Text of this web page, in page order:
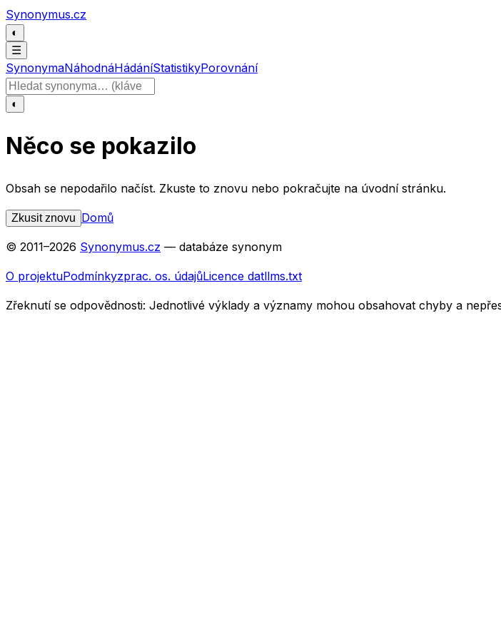
Přeskočit na obsah
Synonymus.cz
◐
☰
SynonymaNáhodnáHádáníStatistikyPorovnání
Hledat slovo
◐
Něco se pokazilo
Obsah se nepodařilo načíst. Zkuste to znovu nebo pokračujte na úvodní stránku.
Zkusit znovu Domů
© 2011–2026 Synonymus.cz — databáze synonym
O projektuPodmínkyzprac. os. údajůLicence datllms.txt
Zřeknutí se odpovědnosti: Jednotlivé výklady a významy mohou obsahovat chyby a